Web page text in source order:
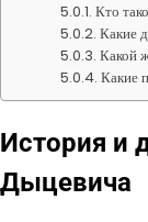
Кто
Какие
Какой
Какие
История и
Дыцевича